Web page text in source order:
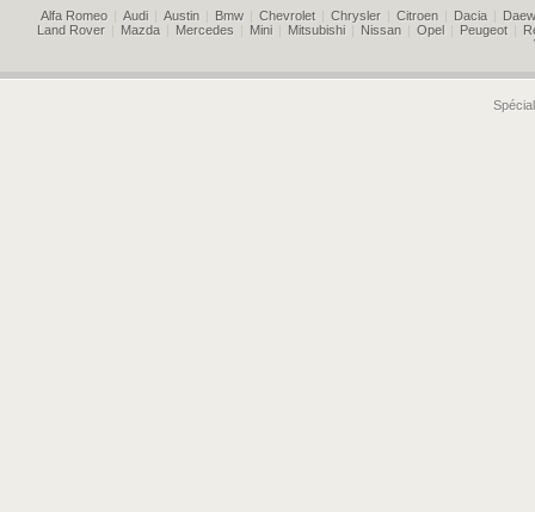
Alfa Romeo | Audi | Austin | Bmw | Chevrolet | Chrysler | Citroen | Dacia |
Land Rover | Mazda | Mercedes | Mini | Mitsubishi | Nissan | Opel | Peugeot |